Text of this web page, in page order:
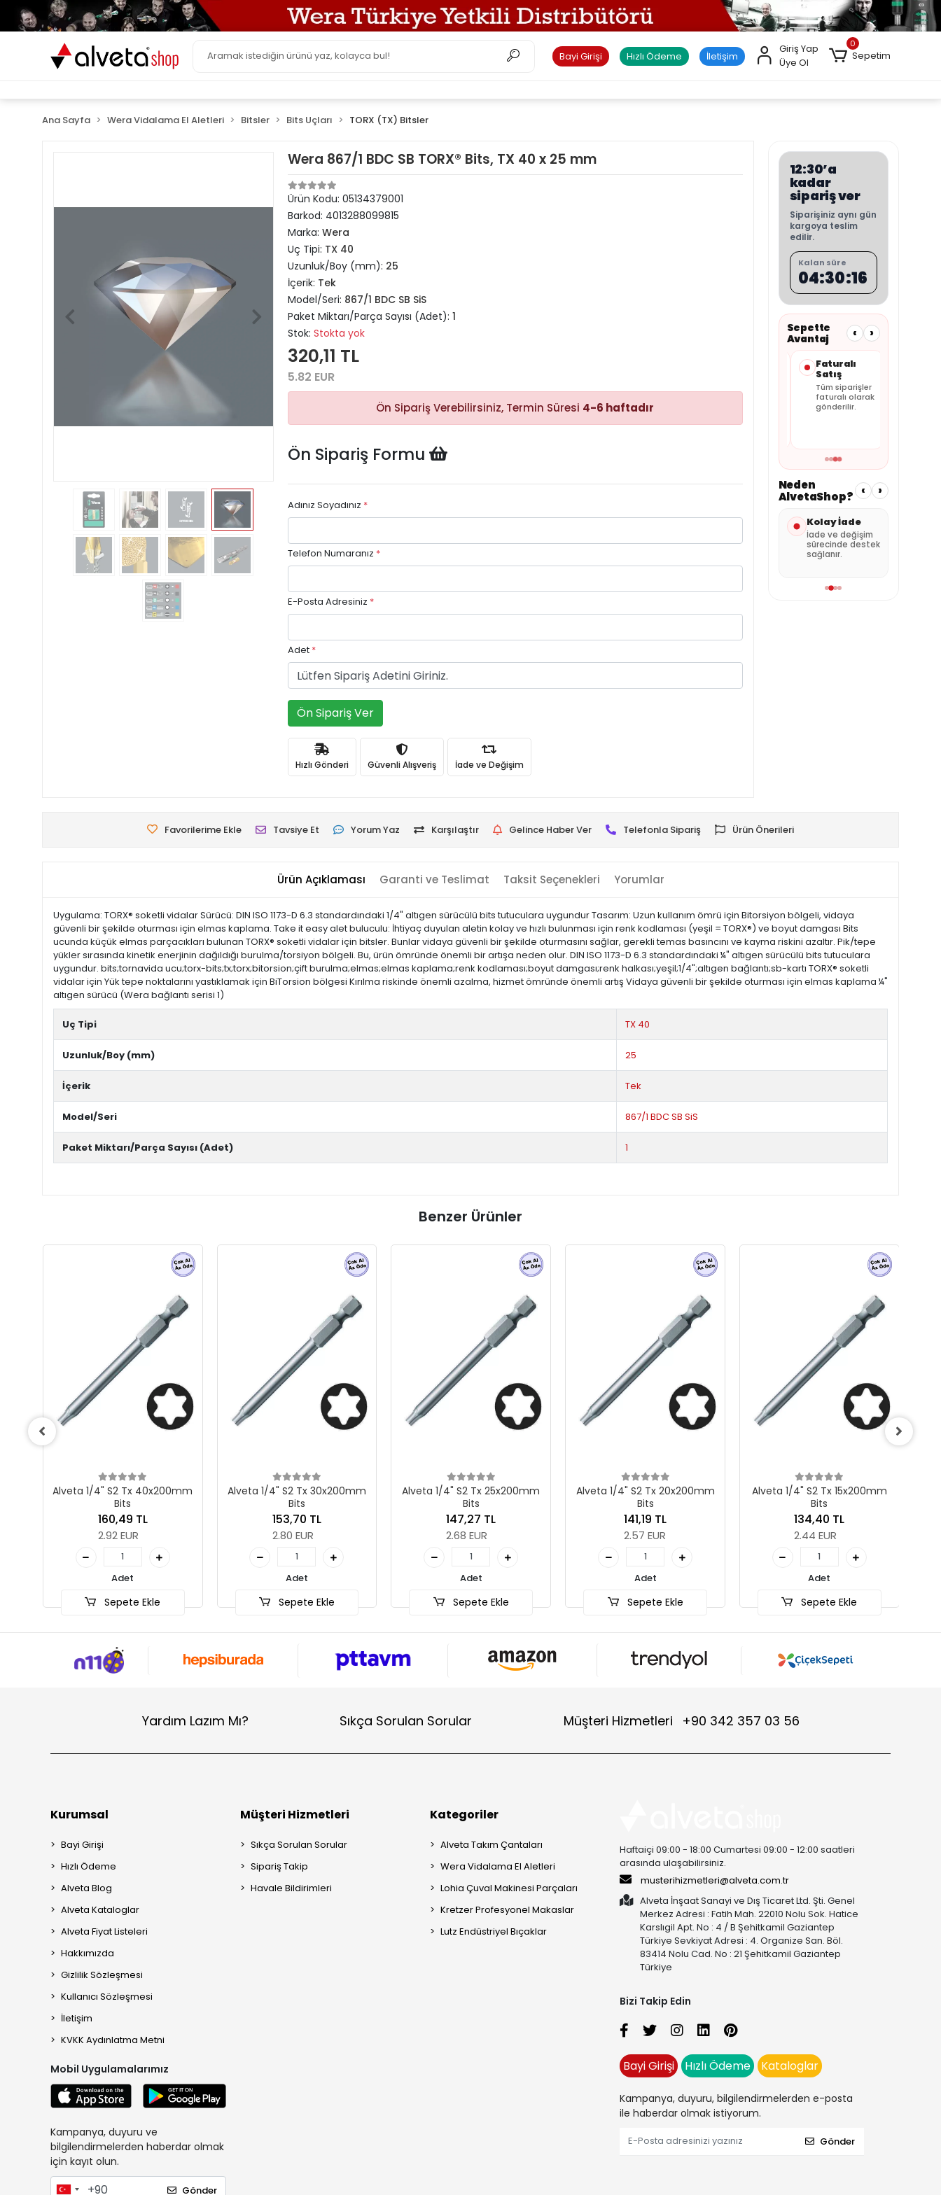
Bayi Girişi Hızlı Ödeme İletişim
Giriş Yap
Üye Ol
0
Sepetim
Ana Sayfa Wera Vidalama El Aletleri Bitsler Bits Uçları TORX (TX) Bitsler
Wera 867/1 BDC SB TORX® Bits, TX 40 x 25 mm
Ürün Kodu: 05134379001
Barkod: 4013288099815
Marka: Wera
Uç Tipi: TX 40
Uzunluk/Boy (mm): 25
İçerik: Tek
Model/Seri: 867/1 BDC SB SiS
Paket Miktarı/Parça Sayısı (Adet): 1
Stok: Stokta yok
320,11 TL
5.82 EUR
Ön Sipariş Verebilirsiniz, Termin Süresi 4-6 haftadır
Ön Sipariş Formu
Adınız Soyadınız *
Telefon Numaranız *
E-Posta Adresiniz *
Adet *
Ön Sipariş Ver
Hızlı Gönderi Güvenli Alışveriş İade ve Değişim
12:30’a
kadar
sipariş ver
Siparişiniz aynı gün
kargoya teslim
edilir.
Kalan süre
04:30:15
Sepette
Avantaj
‹ ›
ödeme
kolayca
taksitleri
görebilirsiniz.
Faturalı
Satış
Tüm siparişler
faturalı olarak
gönderilir.
Neden
AlvetaShop?
‹ ›
Hızlı Gönderi
göre hızlı kargo
Kolay İade
sürecinde destek
Özenli
Paketleme
Ürünler güvenli
şekilde hazırlanır.
Favorilerime Ekle Tavsiye Et Yorum Yaz Karşılaştır Gelince Haber Ver Telefonla Sipariş Ürün Önerileri
Ürün Açıklaması Garanti ve Teslimat Taksit Seçenekleri Yorumlar
Uygulama: TORX® soketli vidalar Sürücü: DIN ISO 1173-D 6.3 standardındaki 1/4" altıgen sürücülü bits tutuculara uygundur Tasarım: Uzun kullanım ömrü için Bitorsiyon bölgeli, vidaya
güvenli bir şekilde oturması için elmas kaplama. Take it easy alet buluculu: İhtiyaç duyulan aletin kolay ve hızlı bulunması için renk kodlaması (yeşil = TORX®) ve boyut damgası Bits
ucunda küçük elmas parçacıkları bulunan TORX® soketli vidalar için bitsler. Bunlar vidaya güvenli bir şekilde oturmasını sağlar, gerekli temas basıncını ve kayma riskini azaltır. Pik/tepe
yükler sırasında kinetik enerjinin dağıldığı burulma/torsiyon bölgeli. Bu, ürün ömründe önemli bir artışa neden olur. DIN ISO 1173-D 6.3 standardındaki ¼" altıgen sürücülü bits tutuculara
uygundur. bits;tornavida ucu;torx-bits;tx;torx;bitorsion;çift burulma;elmas;elmas kaplama;renk kodlaması;boyut damgası;renk halkası;yeşil;1/4";altıgen bağlantı;sb-kartı TORX® soketli
vidalar için Yük tepe noktalarını yastıklamak için BiTorsion bölgesi Kırılma riskinde önemli azalma, hizmet ömründe önemli artış Vidaya güvenli bir şekilde oturması için elmas kaplama ¼"
altıgen sürücü (Wera bağlantı serisi 1)
Uç Tipi TX 40
Uzunluk/Boy (mm) 25
İçerik Tek
Model/Seri 867/1 BDC SB SiS
Paket Miktarı/Parça Sayısı (Adet) 1
Benzer Ürünler
Alveta 1/4" S2 Tx 30x200mm
Bits
153,70 TL
2.80 EUR
Adet
Sepete Ekle
Alveta 1/4" S2 Tx 25x200mm
Bits
147,27 TL
2.68 EUR
Adet
Sepete Ekle
Alveta 1/4" S2 Tx 20x200mm
Bits
141,19 TL
2.57 EUR
Adet
Sepete Ekle
Alveta 1/4" S2 Tx 15x200mm
Bits
134,40 TL
2.44 EUR
Adet
Sepete Ekle
Wera 867/9 C TORX® Bits,
Yarımay/Halfmoon, TX 6 x
Adet
Sepete Ekle
Yardım Lazım Mı? Sıkça Sorulan Sorular Müşteri Hizmetleri +90 342 357 03 56
Kurumsal
Bayi Girişi
Hızlı Ödeme
Alveta Blog
Alveta Kataloglar
Alveta Fiyat Listeleri
Hakkımızda
Gizlilik Sözleşmesi
Kullanıcı Sözleşmesi
İletişim
KVKK Aydınlatma Metni
Mobil Uygulamalarımız
Kampanya, duyuru ve
bilgilendirmelerden haberdar olmak
için kayıt olun.
Gönder
Müşteri Hizmetleri
Sıkça Sorulan Sorular
Sipariş Takip
Havale Bildirimleri
Kategoriler
Alveta Takım Çantaları
Wera Vidalama El Aletleri
Lohia Çuval Makinesi Parçaları
Kretzer Profesyonel Makaslar
Lutz Endüstriyel Bıçaklar
Haftaiçi 09:00 - 18:00 Cumartesi 09:00 - 12:00 saatleri
arasında ulaşabilirsiniz.
musterihizmetleri@alveta.com.tr
Alveta İnşaat Sanayi ve Dış Ticaret Ltd. Şti. Genel
Merkez Adresi : Fatih Mah. 22010 Nolu Sok. Hatice
Karslıgil Apt. No : 4 / B Şehitkamil Gaziantep
Türkiye Sevkiyat Adresi : 4. Organize San. Böl.
83414 Nolu Cad. No : 21 Şehitkamil Gaziantep
Türkiye
Bizi Takip Edin
Bayi Girişi Hızlı Ödeme Kataloglar
Kampanya, duyuru, bilgilendirmelerden e-posta
ile haberdar olmak istiyorum.
Gönder